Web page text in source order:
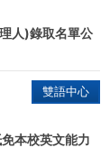
人)錄取名單公
雙語中心
本校英文能力